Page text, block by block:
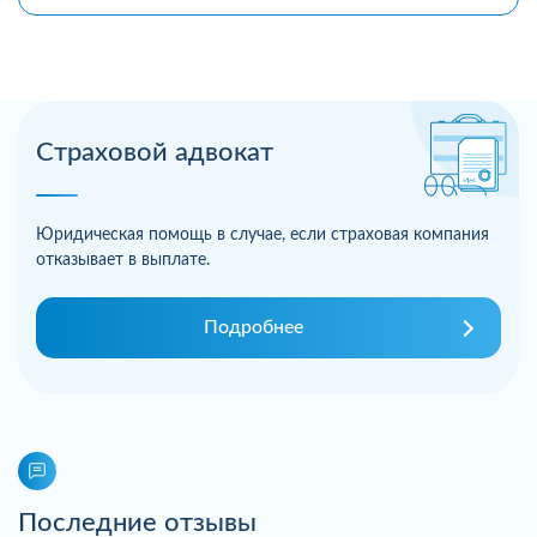
Страховой адвокат
Юридическая помощь в случае, если страховая компания
отказывает в выплате.
Подробнее
Последние отзывы